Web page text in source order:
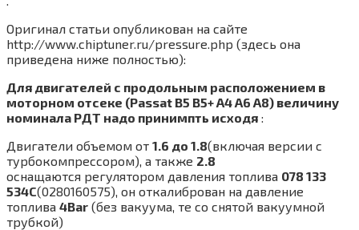
Оригинал статьи опубликован на сайте
http://www.chiptuner.ru/pressure.php (здесь она
приведена ниже полностью):
Для двигателей с продольным расположением в
моторном отсеке (Passat B5 B5+ A4 A6 A8) величину
номинала РДТ надо принимпть исходя :
Двигатели объемом от 1.6 до 1.8(включая версии с
турбокомпрессором), а также 2.8
оснащаются регулятором давления топлива 078 133
534C(0280160575), он откалиброван на давление
топлива 4Bar (без вакуума, те со снятой вакуумной
трубкой)